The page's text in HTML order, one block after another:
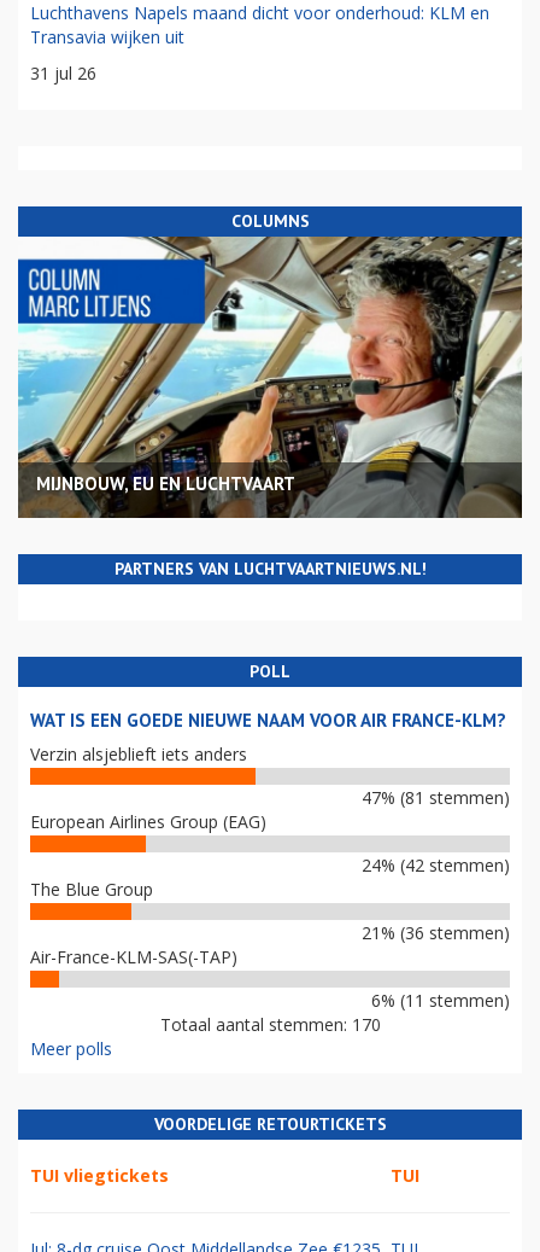
Luchthavens Napels maand dicht voor onderhoud: KLM en
Transavia wijken uit
31 jul 26
COLUMNS
MIJNBOUW, EU EN LUCHTVAART
PARTNERS VAN LUCHTVAARTNIEUWS.NL!
POLL
WAT IS EEN GOEDE NIEUWE NAAM VOOR AIR FRANCE-KLM?
Verzin alsjeblieft iets anders
47% (81 stemmen)
European Airlines Group (EAG)
24% (42 stemmen)
The Blue Group
21% (36 stemmen)
Air-France-KLM-SAS(-TAP)
6% (11 stemmen)
Totaal aantal stemmen: 170
Meer polls
VOORDELIGE RETOURTICKETS
TUI vliegtickets TUI